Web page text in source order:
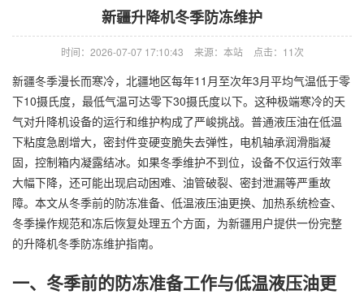
新疆升降机冬季防冻维护
时间：2026-07-07 17:10:43 来源：本站 点击：11次
新疆冬季漫长而寒冷，北疆地区每年11月至次年3月平均气温低于零
下10摄氏度，最低气温可达零下30摄氏度以下。这种极端寒冷的天
气对升降机设备的运行和维护构成了严峻挑战。普通液压油在低温
下粘度急剧增大，密封件变硬变脆失去弹性，电机轴承润滑脂凝
固，控制箱内凝露结冰。如果冬季维护不到位，设备不仅运行效率
大幅下降，还可能出现启动困难、油管破裂、密封泄漏等严重故
障。本文从冬季前的防冻准备、低温液压油更换、加热系统检查、
冬季操作规范和冻后恢复处理五个方面，为新疆用户提供一份完整
的升降机冬季防冻维护指南。
一、冬季前的防冻准备工作与低温液压油更